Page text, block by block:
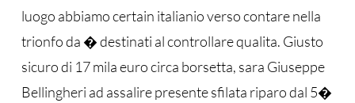
luogo abbiamo certain italianio verso contare nella
trionfo da � destinati al controllare qualita. Giusto
sicuro di 17 mila euro circa borsetta, sara Giuseppe
Bellingheri ad assalire presente sfilata riparo dal 5�